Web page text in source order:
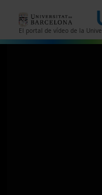
El portal de vídeo de la